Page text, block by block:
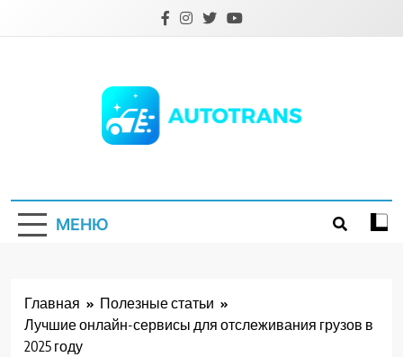
МЕНЮ
Главная
Полезные статьи
Лучшие онлайн-сервисы для отслеживания грузов в
2025 году